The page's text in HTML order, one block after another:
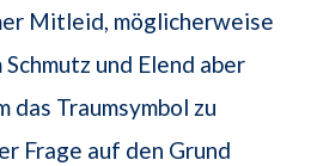
Mitleid, möglicherweise
und Elend aber
das Traumsymbol zu
Frage auf den Grund